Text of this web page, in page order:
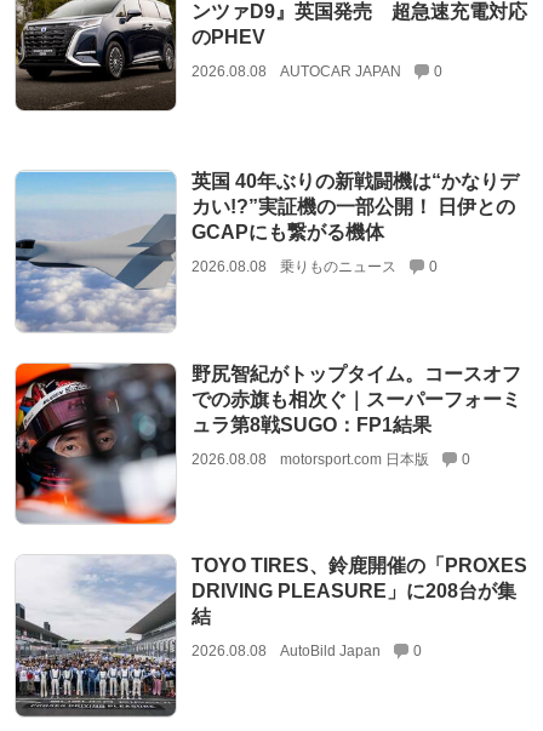
ンツァD9』英国発売 超急速充電対応
のPHEV
2026.08.08 AUTOCAR JAPAN 0
英国 40年ぶりの新戦闘機は“かなりデ
カい!?”実証機の一部公開！ 日伊との
GCAPにも繋がる機体
2026.08.08 乗りものニュース 0
野尻智紀がトップタイム。コースオフ
での赤旗も相次ぐ｜スーパーフォーミ
ュラ第8戦SUGO：FP1結果
2026.08.08 motorsport.com 日本版 0
TOYO TIRES、鈴鹿開催の「PROXES
DRIVING PLEASURE」に208台が集
結
2026.08.08 AutoBild Japan 0